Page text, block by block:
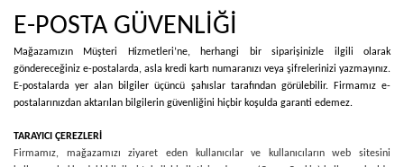
E-POSTA GÜVENLİĞİ
Mağazamızın Müşteri Hizmetleri’ne, herhangi bir siparişinizle ilgili olarak
göndereceğiniz e-postalarda, asla kredi kartı numaranızı veya şifrelerinizi yazmayınız.
E-postalarda yer alan bilgiler üçüncü şahıslar tarafından görülebilir. Firmamız e-
postalarınızdan aktarılan bilgilerin güvenliğini hiçbir koşulda garanti edemez.
TARAYICI ÇEREZLERİ
Firmamız, mağazamızı ziyaret eden kullanıcılar ve kullanıcıların web sitesini